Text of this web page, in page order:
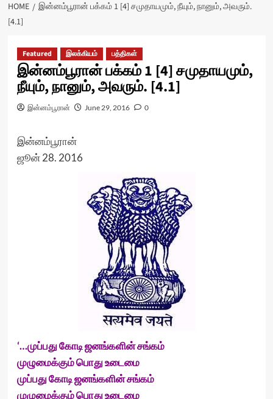
HOME
இன்னம்பூரான் பக்கம் 1 [4] சமுதாயமும், நீயும், நானும், அவரும்.
[4.1]
Featured இலக்கியம் பத்திகள்
இன்னம்பூரான் பக்கம் 1 [4] சமுதாயமும்,
நீயும், நானும், அவரும். [4.1]
இன்னம்பூரான் June 29, 2016 0
இன்னம்பூரான்
ஜூன் 28. 2016
‘…முப்பது கோடி ஜனங்களின் சங்கம்
முழுமைக்கும் பொது உடைமை
முப்பது கோடி ஜனங்களின் சங்கம்
முழுமைக்கும் பொது உடைமை